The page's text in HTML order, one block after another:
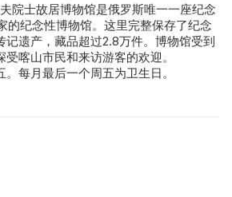
院士故居博物馆是俄罗斯唯一一座纪念
的纪念性博物馆。这里完整保存了纪念
记遗产，藏品超过2.8万件。博物馆受到
喀山市民和来访游客的欢迎。
每月最后一个周五为卫生日。